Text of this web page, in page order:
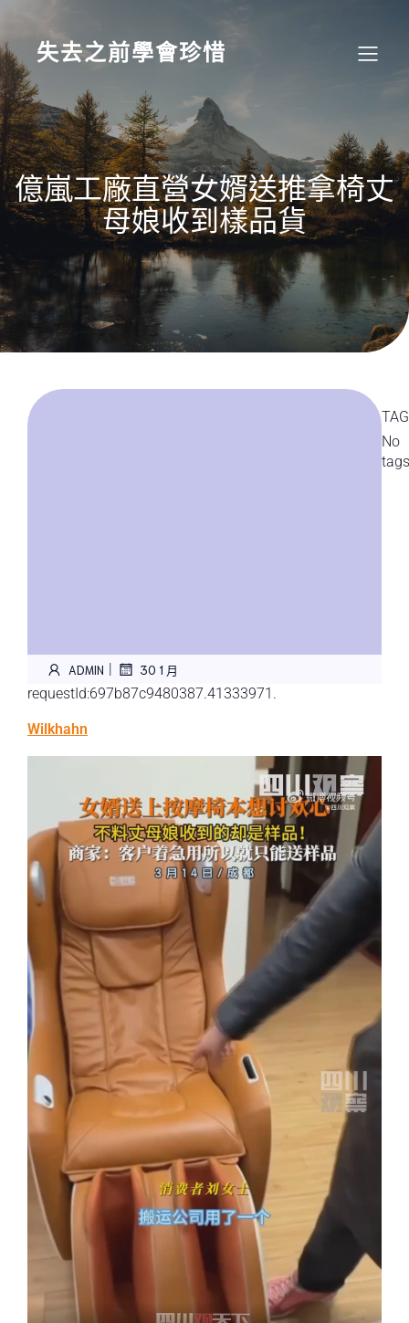
content
失去之前學會珍惜
億嵐工廠直營女婿送推拿椅丈
母娘收到樣品貨
ADMIN | 30 1 月
requestId:697b87c9480387.41333971.
Wilkhahn
No
tags